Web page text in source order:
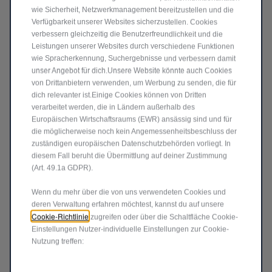
SIND SIE BEREIT FÜR
EINE GANZ NEUE ART ZU
FAHREN?
Entdecken Sie alle Pakete, die je nach dem
vernetzten Fahrzeug erhältlich sind.
*Nur für BEV-Fahrzeuge.
**e‑ROUTES by Free2move Charge ist exklusiv für Jeep®
Avenger und Compass Electric verfügbar.
trainiert, die Antworten aus Informationen erzeugen, die im
Internet gefunden werden und manchmal ungenau oder
voreingenommen sein können. Die Qualität der Antworten
hängt von der Klarheit und Genauigkeit der eingegebenen
wie Sicherheit, Netzwerkmanagement bereitzustellen und die
Verfügbarkeit unserer Websites sicherzustellen. Cookies
verbessern gleichzeitig die Benutzerfreundlichkeit und die
Leistungen unserer Websites durch verschiedene Funktionen
wie Spracherkennung, Suchergebnisse und verbessern damit
unser Angebot für dich.Unsere Website könnte auch Cookies
von Drittanbietern verwenden, um Werbung zu senden, die für
dich relevanter ist.Einige Cookies können von Dritten
verarbeitet werden, die in Ländern außerhalb des
Europäischen Wirtschaftsraums (EWR) ansässig sind und für
die möglicherweise noch kein Angemessenheitsbeschluss der
zuständigen europäischen Datenschutzbehörden vorliegt. In
diesem Fall beruht die Übermittlung auf deiner Zustimmung
(Art. 49.1a GDPR).
Wenn du mehr über die von uns verwendeten Cookies und
deren Verwaltung erfahren möchtest, kannst du auf unsere
Cookie-Richtlinie zugreifen oder über die Schaltfläche Cookie-
Einstellungen Nutzer-individuelle Einstellungen zur Cookie-
Nutzung treffen: